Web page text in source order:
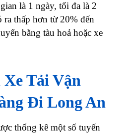
là 1 ngày, tối đa là 2
ra thấp hơn từ 20% đến
bằng tàu hoả hoặc xe
Xe Tải Vận
Đi Long An
thống kê một số tuyến